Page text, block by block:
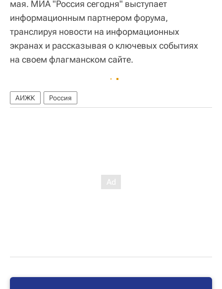
мая. МИА "Россия сегодня" выступает
информационным партнером форума,
транслируя новости на информационных
экранах и рассказывая о ключевых событиях
на своем флагманском сайте.
АИЖК Россия